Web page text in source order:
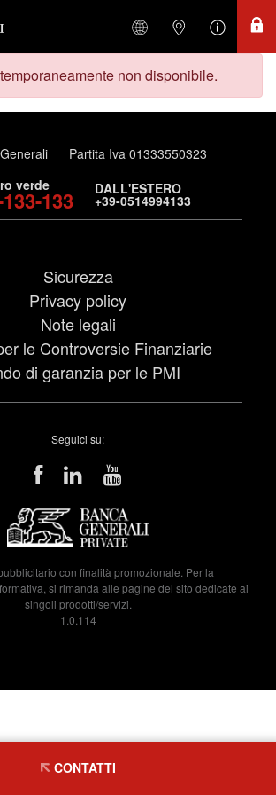
non disponibile.
Partita Iva 01333550323
verde
133 DALL'ESTERO
+39-0514994133
Sicurezza
Privacy policy
Note legali
le Controversie Finanziarie
di garanzia per le PMI
Seguici su:
con finalità promozionale. Per la
si rimanda alle pagine del sito dedicate ai
singoli prodotti/servizi.
1.0.114
CONTATTI